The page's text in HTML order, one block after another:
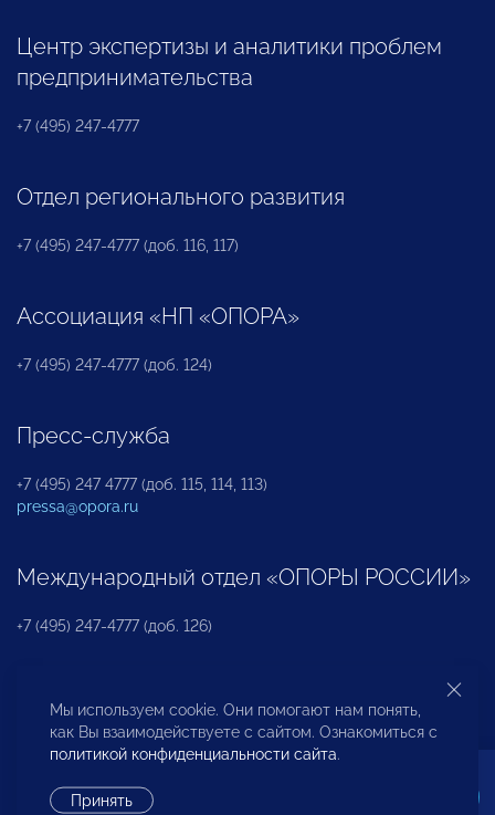
Центр экспертизы и аналитики проблем
предпринимательства
+7 (495) 247-4777
Отдел регионального развития
+7 (495) 247-4777 (доб. 116, 117)
Ассоциация «НП «ОПОРА»
+7 (495) 247-4777 (доб. 124)
Пресс-служба
+7 (495) 247 4777 (доб. 115, 114, 113)
pressa@opora.ru
Международный отдел «ОПОРЫ РОССИИ»
+7 (495) 247-4777 (доб. 126)
Бюро по защите прав предпринимателей и
инвесторов
Мы используем cookie. Они помогают нам понять,
как Вы взаимодействуете с сайтом. Ознакомиться с
политикой конфиденциальности сайта.
Принять